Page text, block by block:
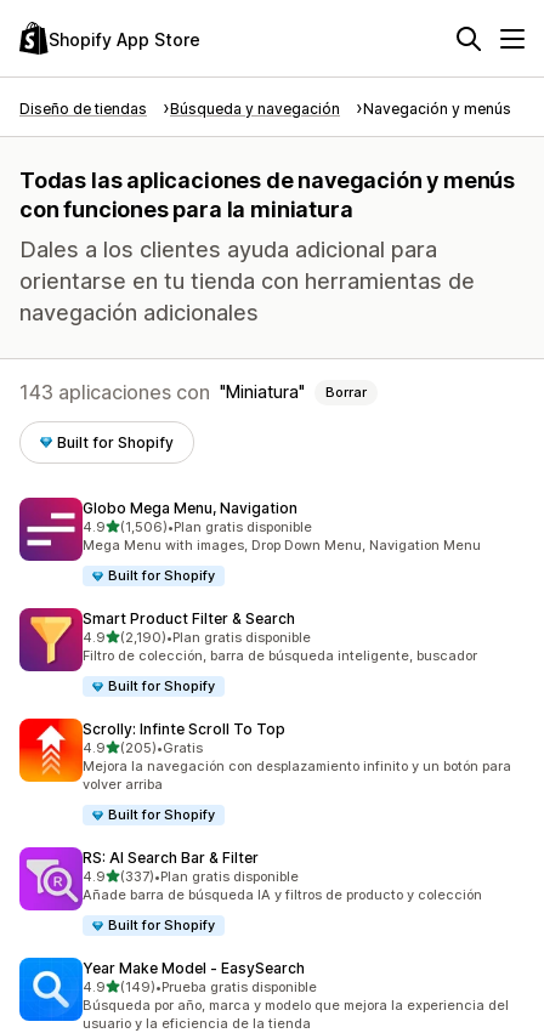
Shopify App Store
Diseño de tiendas Búsqueda y navegación Navegación y menús
Todas las aplicaciones de navegación y menús
con funciones para la miniatura
Dales a los clientes ayuda adicional para
orientarse en tu tienda con herramientas de
navegación adicionales
143 aplicaciones con Miniatura Borrar
Built for Shopify
Globo Mega Menu, Navigation
4.9de 5 estrellas
(1,506)
1506 reseñas en total
•Plan gratis disponible
Mega Menu with images, Drop Down Menu, Navigation Menu
Built for Shopify
Smart Product Filter & Search
4.9de 5 estrellas
(2,190)
2190 reseñas en total
•Plan gratis disponible
Filtro de colección, barra de búsqueda inteligente, buscador
Built for Shopify
Scrolly: Infinte Scroll To Top
4.9de 5 estrellas
(205)
205 reseñas en total
•Gratis
Mejora la navegación con desplazamiento infinito y un botón para
volver arriba
Built for Shopify
RS: AI Search Bar & Filter
4.9de 5 estrellas
(337)
337 reseñas en total
•Plan gratis disponible
Añade barra de búsqueda IA y filtros de producto y colección
Built for Shopify
Year Make Model ‑ EasySearch
4.9de 5 estrellas
(149)
149 reseñas en total
•Prueba gratis disponible
Búsqueda por año, marca y modelo que mejora la experiencia del
usuario y la eficiencia de la tienda